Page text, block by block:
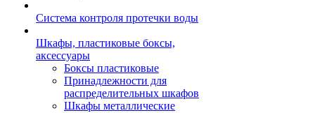
Система контроля протечки воды
Шкафы, пластиковые боксы,
аксессуары
Боксы пластиковые
Принадлежности для
распределительных шкафов
Шкафы металлические